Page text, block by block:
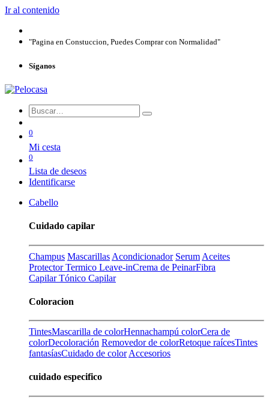
Ir al contenido
"Pagina en Constuccion, Puedes Comprar con Normalidad"
Síganos
0
Mi cesta
0
Lista de deseos
Identificarse
Cabello
Cuidado capilar
Champus Mascarillas Acondicionador Serum Aceites
Protector Termico Leave-inCrema de PeinarFibra
CapilarTónico Capilar
Coloracion
TintesMascarilla de colorHennachampú colorCera de
colorDecoloración Removedor de colorRetoque raícesTintes
fantasíasCuidado de color Accesorios
cuidado especifico